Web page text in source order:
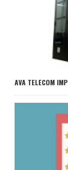
AVA TELECOM